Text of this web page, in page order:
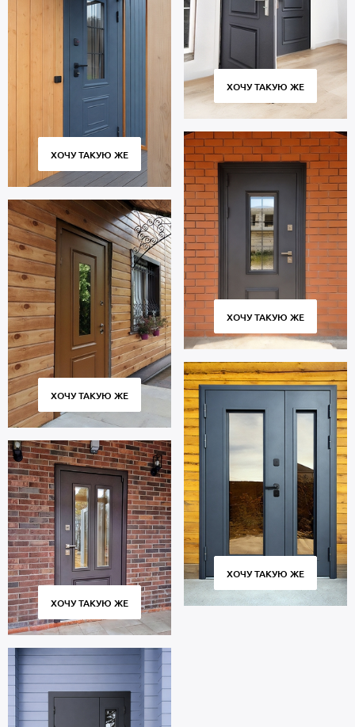
ХОЧУ ТАКУЮ ЖЕ
ХОЧУ ТАКУЮ ЖЕ
ХОЧУ ТАКУЮ ЖЕ
ХОЧУ ТАКУЮ ЖЕ
ХОЧУ ТАКУЮ ЖЕ
ХОЧУ ТАКУЮ ЖЕ